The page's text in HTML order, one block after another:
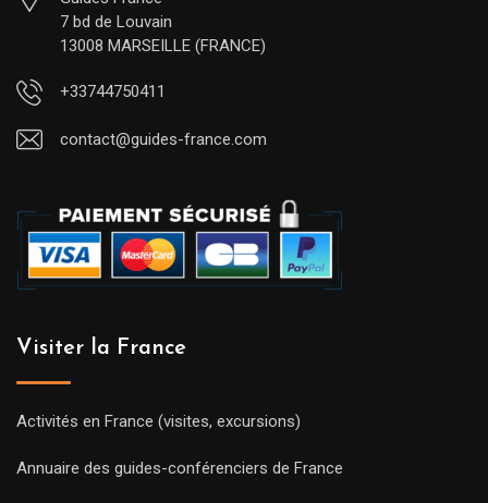
7 bd de Louvain
13008 MARSEILLE (FRANCE)
+33744750411
contact@guides-france.com
Visiter la France
Activités en France (visites, excursions)
Annuaire des guides-conférenciers de France